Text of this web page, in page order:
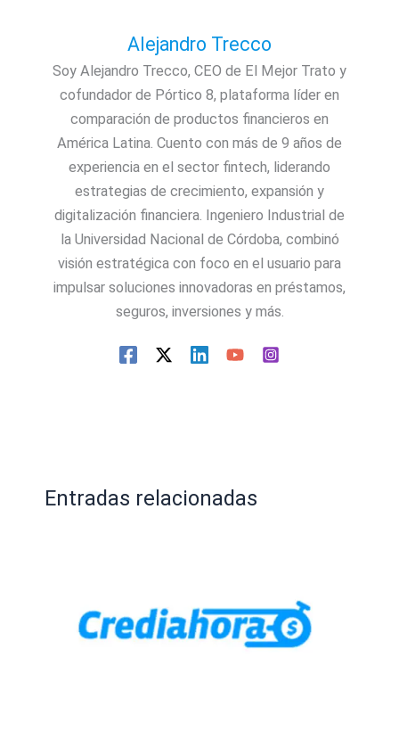
Alejandro Trecco
Soy Alejandro Trecco, CEO de El Mejor Trato y
cofundador de Pórtico 8, plataforma líder en
comparación de productos financieros en
América Latina. Cuento con más de 9 años de
experiencia en el sector fintech, liderando
estrategias de crecimiento, expansión y
digitalización financiera. Ingeniero Industrial de
la Universidad Nacional de Córdoba, combinó
visión estratégica con foco en el usuario para
impulsar soluciones innovadoras en préstamos,
seguros, inversiones y más.
Entradas relacionadas